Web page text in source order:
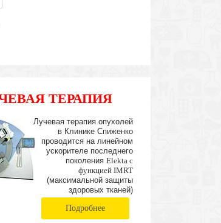
ТЕРАПИЯ
Лучевая терапия опухолей
в Клинике Спиженко
проводится на линейном
ускорителе последнего
поколения Elekta с
функцией IMRT
(максимальной защиты
здоровых тканей)
Подробнее